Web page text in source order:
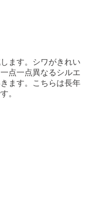
ます。シワがきれい
点一点異なるシルエ
ます。こちらは長年
。